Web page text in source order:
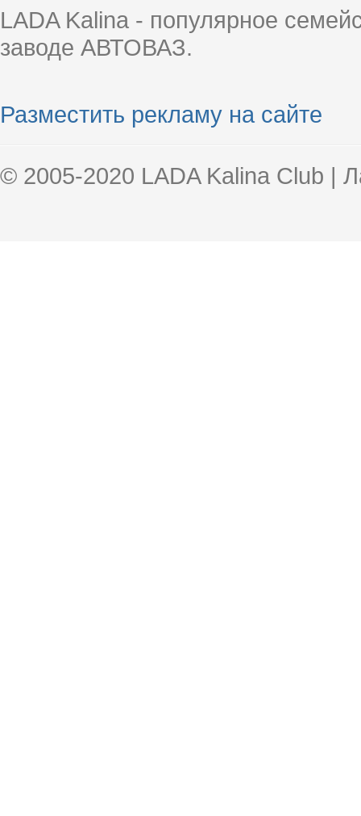
LADA Kalina - популярное
заводе АВТОВАЗ.
Разместить рекламу на сайте
© 2005-2020 LADA Kalina Club |